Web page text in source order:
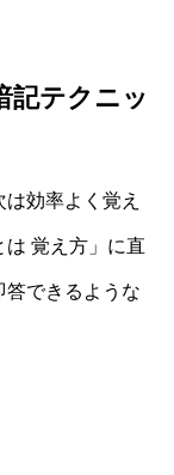
記テクニッ
効率よく覚え
は 覚え方」に直
答できるような